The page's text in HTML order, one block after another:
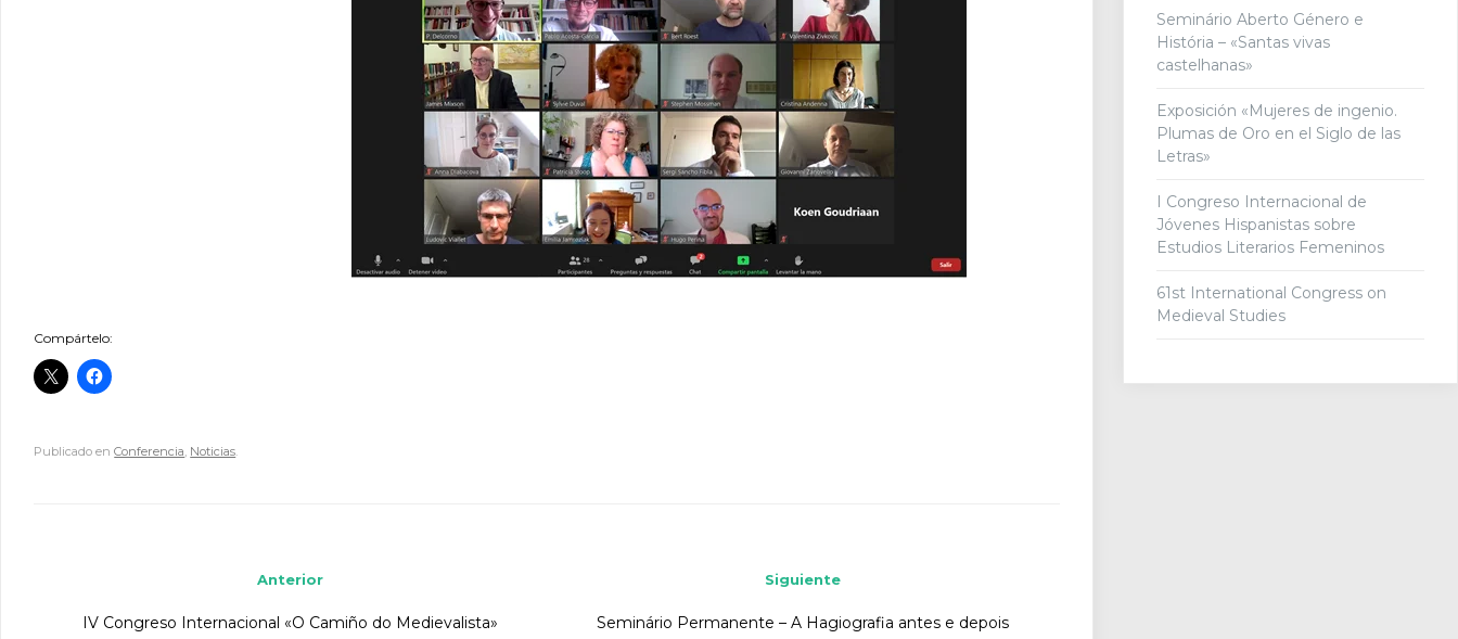
Compártelo:
Publicado enConferencia Noticias
Siguiente
Seminário Permanente – A Hagiografia antes e depois
Anterior
IV Congreso Internacional «O Camiño do Medievalista»
Seminário Aberto Género e
História – «Santas vivas
castelhanas»
Exposición «Mujeres de ingenio.
Plumas de Oro en el Siglo de las
Letras»
I Congreso Internacional de
Jóvenes Hispanistas sobre
Estudios Literarios Femeninos
61st International Congress on
Medieval Studies